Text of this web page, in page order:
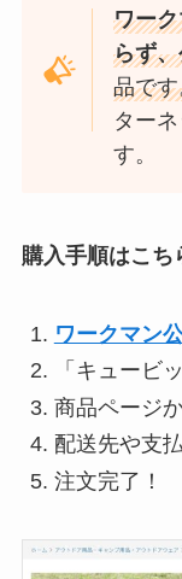
ワー
らず
品で
ター
す。
購入手順はこち
ワークマン
「キュービ
商品ページ
配送先や支
注文完了！